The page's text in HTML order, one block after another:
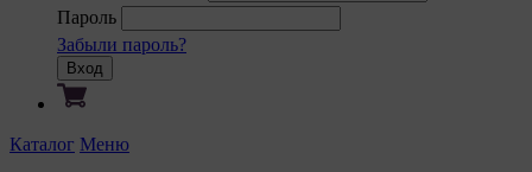
Пароль
Забыли пароль?
Вход
Каталог Меню